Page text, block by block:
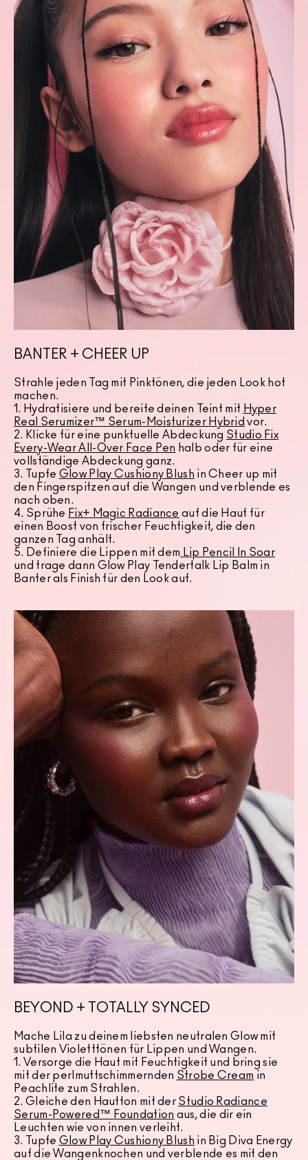
BANTER + CHEER UP
Strahle jeden Tag mit Pinktönen, die jeden Look hot
machen.
1. Hydratisiere und bereite deinen Teint mit Hyper
Real Serumizer™ Serum-Moisturizer Hybrid vor.
2. Klicke für eine punktuelle Abdeckung Studio Fix
Every-Wear All-Over Face Pen halb oder für eine
vollständige Abdeckung ganz.
3. Tupfe Glow Play Cushiony Blush in Cheer up mit
den Fingerspitzen auf die Wangen und verblende es
nach oben.
4. Sprühe Fix+ Magic Radiance auf die Haut für
einen Boost von frischer Feuchtigkeit, die den
ganzen Tag anhält.
5. Definiere die Lippen mit dem Lip Pencil In Soar
und trage dann Glow Play Tendertalk Lip Balm in
Banter als Finish für den Look auf.
BEYOND + TOTALLY SYNCED
Mache Lila zu deinem liebsten neutralen Glow mit
subtilen Violetttönen für Lippen und Wangen.
1. Versorge die Haut mit Feuchtigkeit und bring sie
mit der perlmuttschimmernden Strobe Cream in
Peachlite zum Strahlen.
2. Gleiche den Hautton mit der Studio Radiance
Serum-Powered™ Foundation aus, die dir ein
Leuchten wie von innen verleiht.
3. Tupfe Glow Play Cushiony Blush in Big Diva Energy
auf die Wangenknochen und verblende es mit den